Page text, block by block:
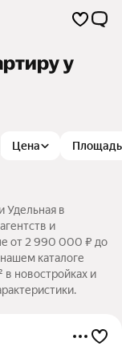
у
Цена Площадь
Удельная в
и
от 2 990 000 ₽ до
каталоге
новостройках и